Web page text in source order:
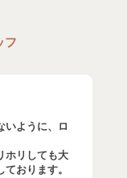
フ
いように、ロ
ホリしても大
おります。